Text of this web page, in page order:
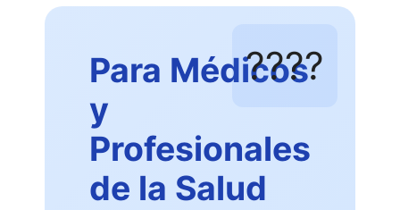
????
Para Médicos
y
Profesionales
de la Salud